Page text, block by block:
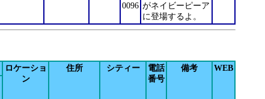
0096 がネイビーピーア
に登場するよ。
ロケーショ
ン
住所 シティー
電話
番号
備考
WEB